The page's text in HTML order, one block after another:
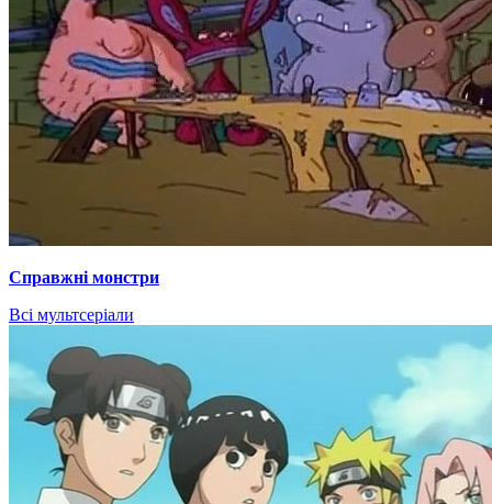
Справжні монстри
Всі мультсеріали